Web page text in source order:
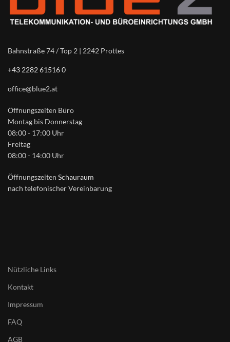
Bahnstraße 74 / Top 2 | 2242 Prottes
+43 2282 61516 0
office@blue2.at
Öffnungszeiten Büro
Montag bis Donnerstag
08:00 - 17:00 Uhr
Freitag
08:00 - 14:00 Uhr
Öffnungszeiten Schauraum
nach telefonischer Vereinbarung
Nützliche Links
Kontakt
Impressum
FAQ
AGB